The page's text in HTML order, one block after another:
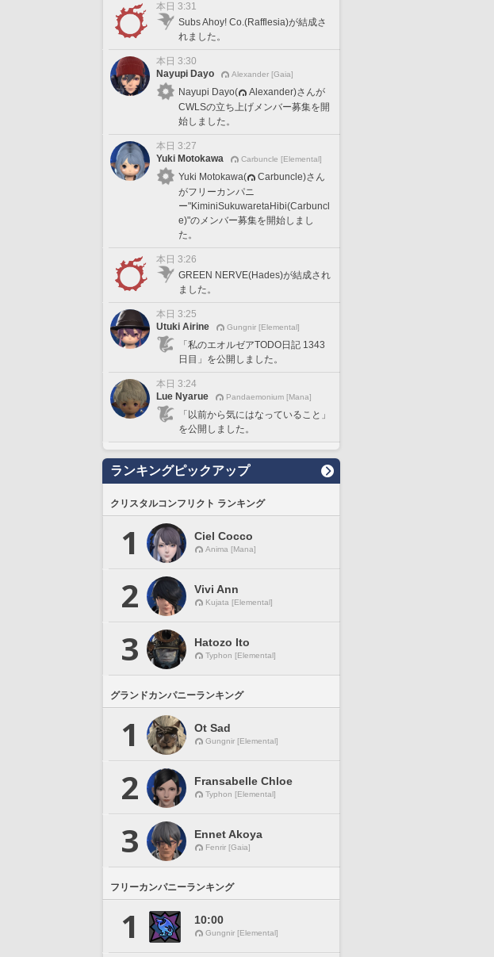
本日 3:31
Subs Ahoy! Co.(Rafflesia)が結成さ
れました。
本日 3:30
Nayupi Dayo
Alexander [Gaia]
Nayupi Dayo(
Alexander)さんが
CWLSの立ち上げメンバー募集を開
始しました。
本日 3:27
Yuki Motokawa
Carbuncle [Elemental]
Yuki Motokawa(
Carbuncle)さん
がフリーカンパニ
ー"KiminiSukuwaretaHibi(Carbuncl
e)"のメンバー募集を開始しまし
た。
本日 3:26
GREEN NERVE(Hades)が結成され
ました。
本日 3:25
Utuki Airine
Gungnir [Elemental]
「私のエオルゼアTODO日記 1343
日目」を公開しました。
本日 3:24
Lue Nyarue
Pandaemonium [Mana]
「以前から気にはなっていること」
を公開しました。
ランキングピックアップ
クリスタルコンフリクト ランキング
1 Ciel Cocco
Anima [Mana]
2 Vivi Ann
Kujata [Elemental]
3 Hatozo Ito
Typhon [Elemental]
グランドカンパニーランキング
1 Ot Sad
Gungnir [Elemental]
2 Fransabelle Chloe
Typhon [Elemental]
3 Ennet Akoya
Fenrir [Gaia]
フリーカンパニーランキング
1 10:00
Gungnir [Elemental]